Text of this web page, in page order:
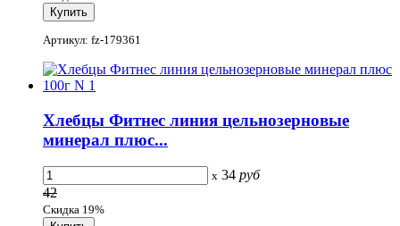
Артикул: fz-179361
Хлебцы Фитнес линия цельнозерновые
минерал плюс...
x 34 руб
42
Скидка 19%